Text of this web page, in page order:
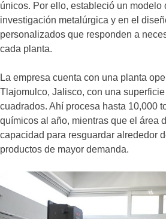
únicos. Por ello, estableció un modelo
investigación metalúrgica y en el
personalizados que responden a
cada planta.
La empresa cuenta con una planta
Tlajomulco, Jalisco, con una
cuadrados. Ahí procesa hasta 10,000
químicos al año, mientras que el área
capacidad para resguardar alrededor
productos de mayor demanda.